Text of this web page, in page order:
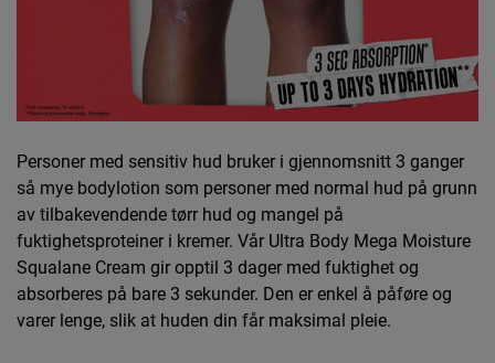
Personer med sensitiv hud bruker i gjennomsnitt 3 ganger
så mye bodylotion som personer med normal hud på grunn
av tilbakevendende tørr hud og mangel på
fuktighetsproteiner i kremer. Vår Ultra Body Mega Moisture
Squalane Cream gir opptil 3 dager med fuktighet og
absorberes på bare 3 sekunder. Den er enkel å påføre og
varer lenge, slik at huden din får maksimal pleie.